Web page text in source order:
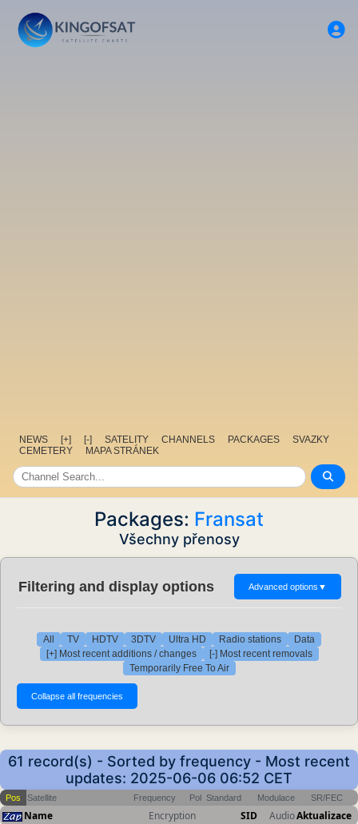
NEWS [+] [-] SATELITY CHANNELS PACKAGES
SVAZKY
CEMETERY
MAPA STRÁNEK
Packages: Fransat
Všechny přenosy
Filtering and display options Advanced options ▼
All TV HDTV 3DTV Ultra HD Radio stations
Data
[+] Most recent additions / changes
[-] Most recent removals
Temporarily Free To Air
61 record(s) - Sorted by frequency - Most recent
updates: 2025-06-06 06:52 CET
Pos Satellite Frequency Pol Standard Modulace SR/FEC
Name Encryption SID AudioAktualizace